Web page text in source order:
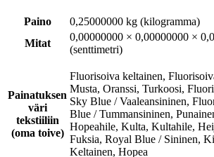
Paino
0,25000000 kg (kilogramma)
Mitat
0,00000000 × 0,00000000 ×
(senttimetri)
Painatuksen
väri
tekstiiliin
(oma toive)
Fluorisoiva keltainen,
Musta, Oranssi, Turkoosi,
Sky Blue / Vaaleansininen,
Blue / Tummansininen,
Hopeahile, Kulta, Kultahile,
Fuksia, Royal Blue / Sininen,
Keltainen, Hopea